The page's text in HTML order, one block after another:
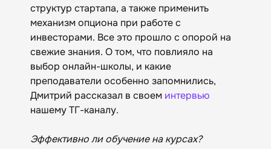
структур стартапа, а также применить
механизм опциона при работе с
инвесторами. Все это прошло с опорой на
свежие знания. О том, что повлияло на
выбор онлайн-школы, и какие
преподаватели особенно запомнились,
Дмитрий рассказал в своем интервью
нашему ТГ-каналу.
Эффективно ли обучение на курсах?